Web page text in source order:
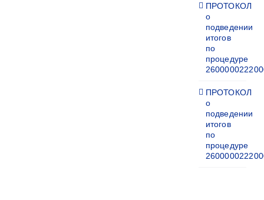
ПРОТОКОЛ
о
подведении
итогов
по
процедуре
ПРОТОКОЛ
о
подведении
итогов
по
процедуре